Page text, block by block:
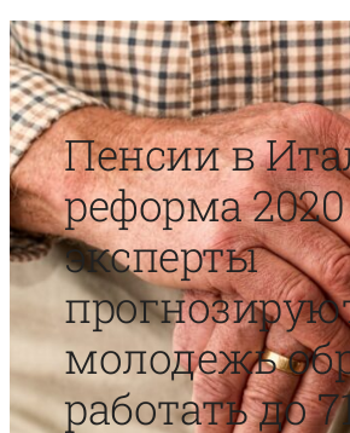
Пенсии в
реформа 2020
эксперты
молодежь
работать до